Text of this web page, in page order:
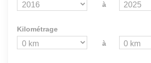
à
Kilométrage
à